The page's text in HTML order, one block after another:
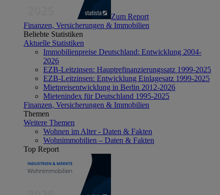
Zum Report
Finanzen, Versicherungen & Immobilien
Beliebte Statistiken
Aktuelle Statistiken
Immobilienpreise Deutschland: Entwicklung 2004-
2026
EZB-Leitzinsen: Hauptrefinanzierungssatz 1999-2025
EZB-Leitzinsen: Entwicklung Einlagesatz 1999-2025
Mietpreisentwicklung in Berlin 2012-2026
Mietenindex für Deutschland 1995-2025
Finanzen, Versicherungen & Immobilien
Themen
Weitere Themen
Wohnen im Alter - Daten & Fakten
Wohnimmobilien – Daten & Fakten
Top Report